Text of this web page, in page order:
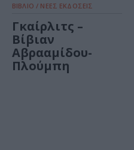
ΒΙΒΛΙΟ / ΝΕΕΣ ΕΚΔΟΣΕΙΣ
Γκαίρλιτς –
Βίβιαν
Αβρααμίδου-
Πλούμπη